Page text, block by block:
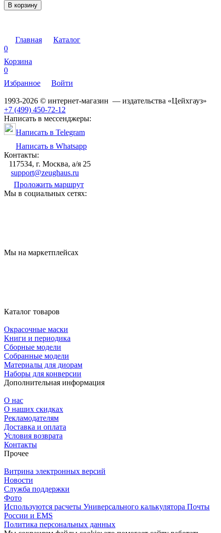
В корзину
Главная
Каталог
0
Корзина
0
Избранное
Войти
1993-2026 © интернет-магазин — издательства «Цейхгауз»
+7 (499) 450-72-12
Написать в мессенджеры:
Написать в Telegram
Написать в Whatsapp
Контакты:
117534, г. Москва, а/я 25
support@zeughaus.ru
Проложить маршрут
Мы в социальных сетях:
Мы на маркетплейсах
Каталог товаров
Окрасочные маски
Книги и периодика
Сборные модели
Собранные модели
Материалы для диорам
Наборы для конверсии
Дополнительная информация
О нас
О наших скидках
Рекламодателям
Доставка и оплата
Условия возврата
Контакты
Прочее
Витрина электронных версий
Новости
Служба поддержки
Фото
Используются расчеты Универсального калькулятора Почты
России и EMS
Политика персональных данных